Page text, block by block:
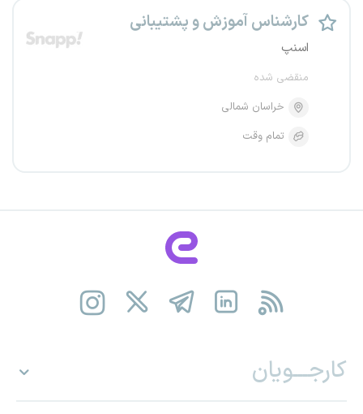
کارشناس آموزش و پشتیبانی
اسنپ
منقضی شده
خراسان شمالی
تمام وقت
کارجـــویان